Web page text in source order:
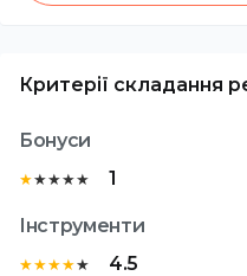
Критерії складання
Бонуси
★
★
★
★
★ 1
Інструменти
★
★
★
★
★ 4.5